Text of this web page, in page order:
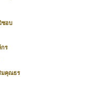
ชอบ
กร
มคุณธร